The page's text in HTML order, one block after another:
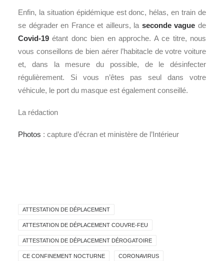
Enfin, la situation épidémique est donc, hélas, en train de
se dégrader en France et ailleurs, la seconde vague de
Covid-19 étant donc bien en approche. A ce titre, nous
vous conseillons de bien aérer l’habitacle de votre voiture
et, dans la mesure du possible, de le désinfecter
régulièrement. Si vous n’êtes pas seul dans votre
véhicule, le port du masque est également conseillé.
La rédaction
Photos : capture d’écran et ministère de l’Intérieur
ATTESTATION DE DÉPLACEMENT
ATTESTATION DE DÉPLACEMENT COUVRE-FEU
ATTESTATION DE DÉPLACEMENT DÉROGATOIRE
CE CONFINEMENT NOCTURNE CORONAVIRUS